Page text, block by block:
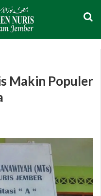
Makin Populer